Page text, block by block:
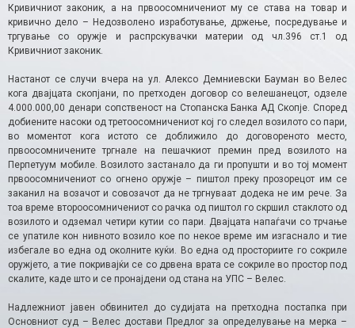
Кривичниот законик, а на првоосомничениот му се става на товар и
кривично дело – Недозволено изработување, држење, посредување и
тргување со оружје и распрскувачки материи од чл.396 ст.1 од
Кривичниот законик.
Настанот се случи вчера на ул. Алексо Демниевски Бауман во Велес
кога двајцата скопјани, по претходен договор со велешанецот, одзеле
4.000.000,00 денари сопственост на Стопанска Банка АД Скопје. Според
добиените насоки од третоосомничениот кој го следел возилото со пари,
во моментот кога истото се доближило до договореното место,
првоосомничените тргнале на пешачкиот премин пред возилото на
Перпетуум мобиле. Возилото застанало да ги пропушти и во тој момент
првоосомничениот со огнено оружје – пиштол преку прозорецот им се
заканил на возачот и совозачот да не тргнуваат додека не им рече. За
тоа време второосомничениот со рачка од пиштол го скршил стаклото од
возилото и одземал четири кутии со пари. Двајцата напаѓачи со трчање
се упатиле кон нивното возило кое по некое време им изгаснало и тие
избегале во една од околните куќи. Во една од просториите го сокриле
оружјето, а тие покривајќи се со дрвена врата се сокриле во простор под
скалите, каде што и се пронајдени од стана на УПС – Велес.
Надлежниот јавен обвинител до судијата на претходна постапка при
Основниот суд – Велес достави Предлог за определување на мерка –